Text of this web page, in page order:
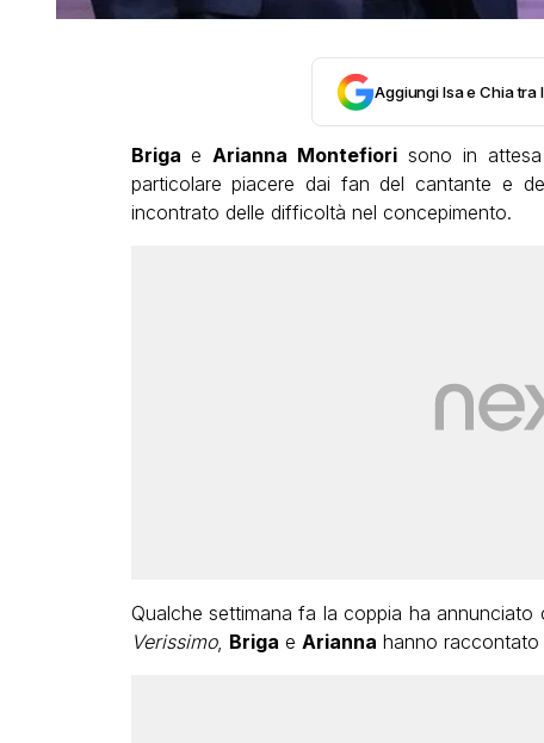
Aggiungi Isa e Chia
Briga eArianna Montefiori sono in
particolare piacere dai fan del cantante e
incontrato delle difficoltà nel concepimento.
Qualche settimana fa la coppia ha
Verissimo, Briga e Arianna hanno